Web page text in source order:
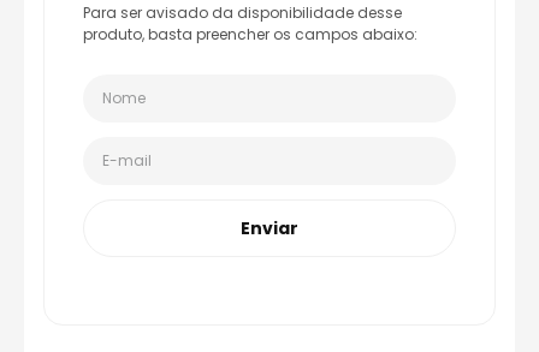
Para ser avisado da disponibilidade desse
produto, basta preencher os campos abaixo:
Enviar